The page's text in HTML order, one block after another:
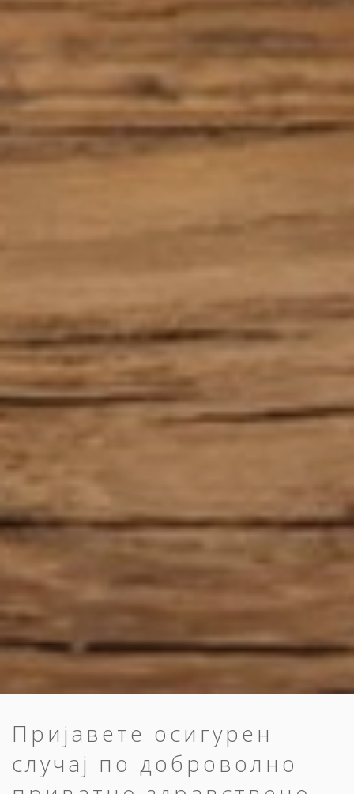
Пријавете осигурен
случај по доброволно